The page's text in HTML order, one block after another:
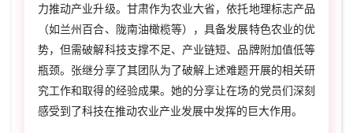
力推动产业升级。甘肃作为农业大省，依托地理标志产品
（如兰州百合、陇南油橄榄等），具备发展特色农业的优
势，但需破解科技支撑不足、产业链短、品牌附加值低等
瓶颈。张继分享了其团队为了破解上述难题开展的相关研
究工作和取得的经验成果。她的分享让在场的党员们深刻
感受到了科技在推动农业产业发展中发挥的巨大作用。